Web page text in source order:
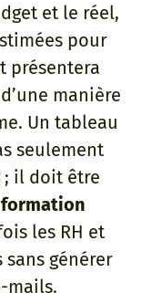
et le réel,
pour
présentera
manière
Un tableau
seulement
il doit être
les RH et
sans générer
mails.